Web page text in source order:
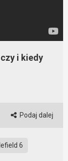
i kiedy
Podaj dalej
6